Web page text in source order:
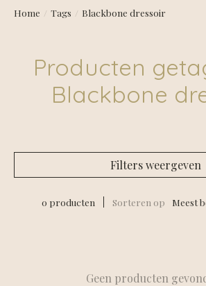
Home / Tags / Blackbone dressoir
Producten
Blackbone
Filters weergeven
0 producten Sorteren op Meest
Geen producten